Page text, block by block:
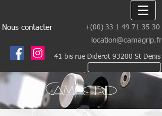
Nous contacter +(00) 33 1 49 71 35 30
location@camagrip.fr
41 bis rue Diderot 93200 St Denis